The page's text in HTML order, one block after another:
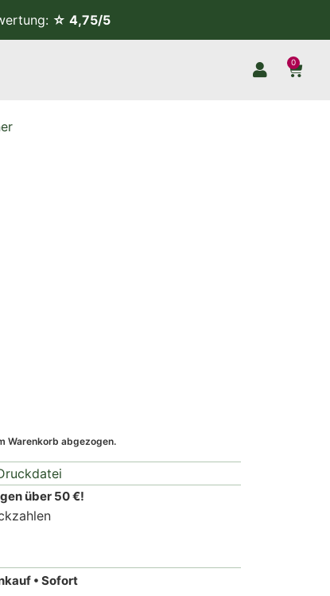
☆ 4,75/5
0
Warenkorb abgezogen.
über 50 €!
• Sofort